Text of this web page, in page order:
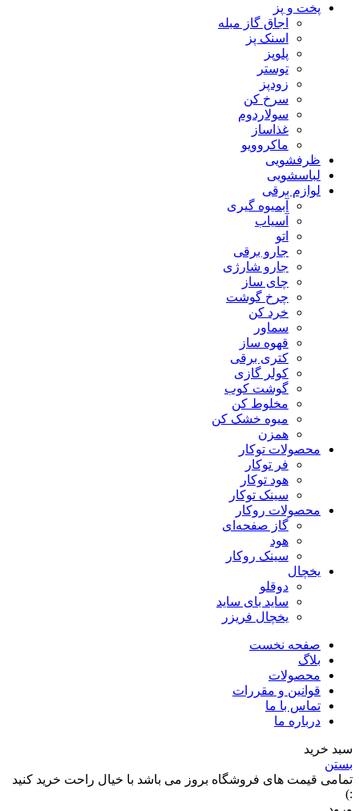
پخت و پز
اجاق گاز مبله
اسنک پز
پلوپز
توستر
زودپز
سرخ کن
سولاردوم
غذاساز
ماکروویو
ظرفشویی
لباسشویی
لوازم برقی
آبمیوه گیری
آسیاب
اتو
جارو برقی
جارو شارژی
چای ساز
چرخ گوشت
خرد کن
سماور
قهوه ساز
کتری برقی
کولر گازی
گوشت کوب
مخلوط کن
میوه خشک کن
همزن
محصولات توکار
فر توکار
هود توکار
سینک توکار
محصولات روکار
گاز صفحه‌ای
هود
سینک روکار
یخچال
دوقلو
ساید بای ساید
یخچال فریزر
صفحه نخست
بلاگ
محصولات
قوانین و مقررات
تماس با ما
درباره ما
سبد خرید
بستن
تمامی قیمت های فروشگاه بروز می باشد با خیال راحت خرید کنید
:)